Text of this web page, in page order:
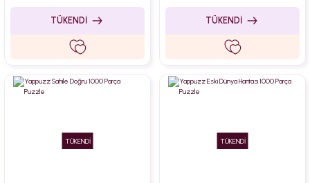
TÜKENDİ TÜKENDİ
TÜKENDİ TÜKENDİ